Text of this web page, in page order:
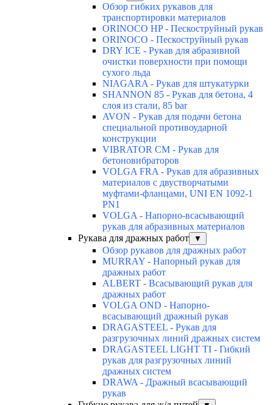
Обзор гибких рукавов для
транспортировки материалов
ORINOCO HP - Пескоструйный рукав
ORINOCO - Пескоструйный рукав
DRY ICE - Рукав для абразивной
очистки поверхности при помощи
сухого льда
NIAGARA - Рукав для штукатурки
SHANNON 85 - Рукав для бетона, 4
слоя из стали, 85 bar
AVON - Рукав для подачи бетона
специальной противоударной
конструкции
VIBRATOR CM - Рукав для
бетоновибраторов
VOLGA FRA - Рукав для абразивных
материалов с двустворчатыми
муфтами-фланцами, UNI EN 1092-1
PN1
VOLGA - Напорно-всасывающий
рукав для абразивных материалов
Рукава для дражных работ
▼
Обзор рукавов для дражных работ
MURRAY - Напорный рукав для
дражных работ
ALBERT - Всасывающий рукав для
дражных работ
VOLGA OND - Напорно-
всасывающий дражный рукав
DRAGASTEEL - Рукав для
разгрузочных линий дражных систем
DRAGASTEEL LIGHT TI - Гибкий
рукав для разгрузочных линий
дражных систем
DRAWA - Дражный всасывающий
рукав